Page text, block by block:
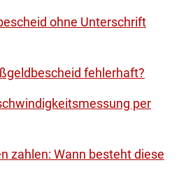
ohne Unterschrift
fehlerhaft?
per
zahlen: Wann besteht diese